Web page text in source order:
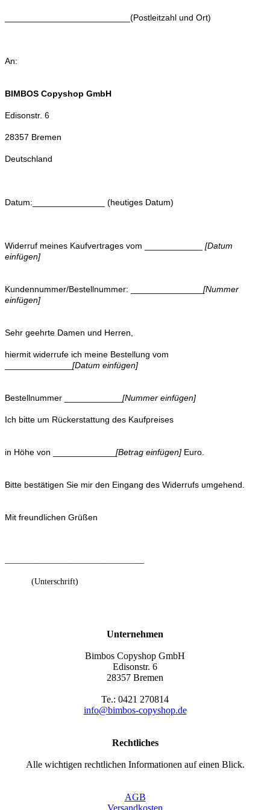
__________________________(Postleitzahl und Ort)
An:
BIMBOS Copyshop GmbH
Edisonstr. 6
28357 Bremen
Deutschland
Datum:_______________ (heutiges Datum)
Widerruf meines Kaufvertrages vom ____________ [Datum
einfügen]
Kundennummer/Bestellnummer: _______________ [Nummer
einfügen]
Sehr geehrte Damen und Herren,
hiermit widerrufe ich meine Bestellung vom
[Datum einfügen]
Bestellnummer ____________ [Nummer einfügen]
Ich bitte um Rückerstattung des Kaufpreises
in Höhe von _____________ [Betrag einfügen] Euro.
Bitte bestätigen Sie mir den Eingang des Widerrufs umgehend.
Mit freundlichen Grüßen
(Unterschrift)
Unternehmen
Bimbos Copyshop GmbH
Edisonstr. 6
28357 Bremen
Te.: 0421 270814
info@bimbos-copyshop.de
Rechtliches
Alle wichtigen rechtlichen Informationen auf einen Blick.
AGB
Versandkosten